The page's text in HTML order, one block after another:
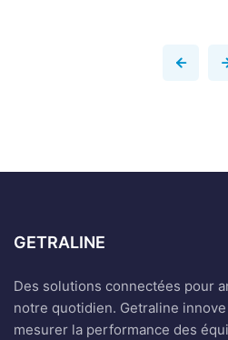
GETRALINE
Des solutions connectées pour
notre quotidien. Getraline
mesurer la performance des